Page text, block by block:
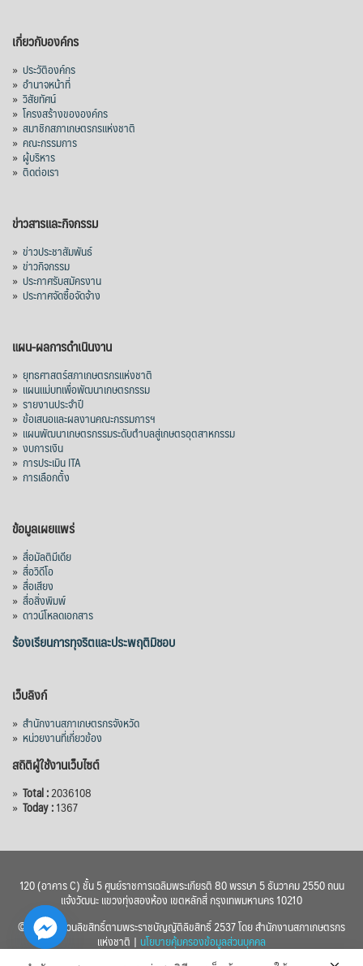
เกี่ยวกับองค์กร
» ประวัติองค์กร
» อำนาจหน้าที่
» วิสัยทัศน์
» โครงสร้างขององค์กร
» สมาชิกสภาเกษตรกรแห่งชาติ
» คณะกรรมการ
» ผู้บริหาร
» ติดต่อเรา
ข่าวสารและกิจกรรม
» ข่าวประชาสัมพันธ์
» ข่าวกิจกรรม
» ประกาศรับสมัครงาน
» ประกาศจัดซื้อจัดจ้าง
แผน-ผลการดำเนินงาน
» ยุทธศาสตร์สภาเกษตรกรแห่งชาติ
» แผนแม่บทเพื่อพัฒนาเกษตรกรรม
» รายงานประจำปี
» ข้อเสนอและผลงานคณะกรรมการฯ
» แผนพัฒนาเกษตรกรรมระดับตำบลสู่เกษตรอุตสาหกรรม
» งบการเงิน
» การประเมิน ITA
» การเลือกตั้ง
ข้อมูลเผยแพร่
» สื่อมัลติมีเดีย
» สื่อวิดีโอ
» สื่อเสียง
» สื่อสิ่งพิมพ์
» ดาวน์โหลดเอกสาร
ร้องเรียนการทุจริตและประพฤติมิชอบ
เว็บลิงก์
» สำนักงานสภาเกษตรกรจังหวัด
» หน่วยงานที่เกี่ยวข้อง
สถิติผู้ใช้งานเว็บไซต์
» Total :2036108
» Today :1367
120 (อาคาร C) ชั้น 5 ศูนย์ราชการเฉลิมพระเกียรติ 80 พรรษา 5 ธันวาคม 2550 ถนน
แจ้งวัฒนะ แขวงทุ่งสองห้อง เขตหลักสี่ กรุงเทพมหานคร 10210
© 2560 สงวนลิขสิทธิ์ตามพระราชบัญญัติลิขสิทธิ์ 2537 โดย สำนักงานสภาเกษตรกร
แห่งชาติ | นโยบายคุ้มครองข้อมูลส่วนบุคคล